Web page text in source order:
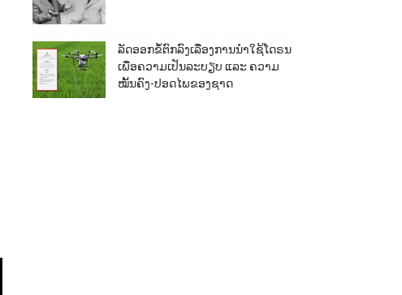
ລັດອອກຂໍ້ຕົກລົງເລື່ອງການນຳໃຊ້ໂດຣນ
ເພື່ອຄວາມເປັນລະບຽບ ແລະ ຄວາມ
ໝັ້ນຄົງ-ປອດໄພຂອງຊາດ